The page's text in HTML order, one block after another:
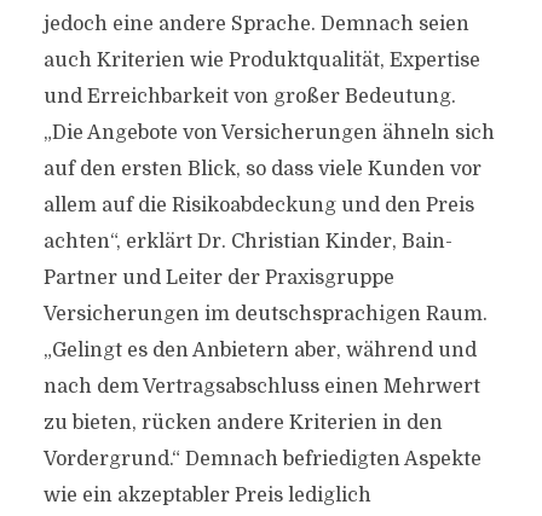
jedoch eine andere Sprache. Demnach seien
auch Kriterien wie Produktqualität, Expertise
und Erreichbarkeit von großer Bedeutung.
„Die Angebote von Versicherungen ähneln sich
auf den ersten Blick, so dass viele Kunden vor
allem auf die Risikoabdeckung und den Preis
achten“, erklärt Dr. Christian Kinder, Bain-
Partner und Leiter der Praxisgruppe
Versicherungen im deutschsprachigen Raum.
„Gelingt es den Anbietern aber, während und
nach dem Vertragsabschluss einen Mehrwert
zu bieten, rücken andere Kriterien in den
Vordergrund.“ Demnach befriedigten Aspekte
wie ein akzeptabler Preis lediglich